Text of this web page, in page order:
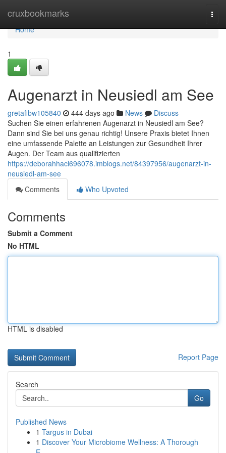
cruxbookmarks
Home
Home
1
Augenarzt in Neusiedl am See
gretafibw105840 444 days ago News
Discuss
Suchen Sie einen erfahrenen Augenarzt in Neusiedl am See?
Dann sind Sie bei uns genau richtig! Unsere Praxis bietet Ihnen
eine umfassende Palette an Leistungen zur Gesundheit Ihrer
Augen. Der Team aus qualifizierten
https://deborahhacl696078.imblogs.net/84397956/augenarzt-in-
neusiedl-am-see
Comments
Who Upvoted
Comments
Submit a Comment
No HTML
HTML is disabled
Report Page
Search
Go
Published News
1 Targus in Dubai
1 Discover Your Microbiome Wellness: A Thorough